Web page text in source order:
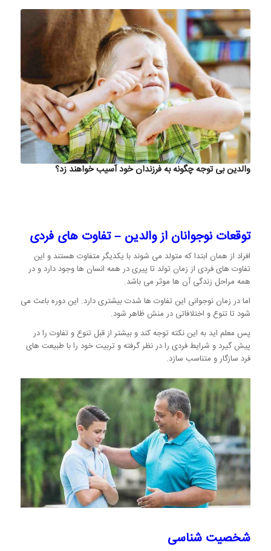
والدین بی توجه چگونه به فرزندان خود آسیب خواهند زد؟
توقعات نوجوانان از والدین – تفاوت های فردی
افراد از همان ابتدا که متولد می شوند با یکدیگر متفاوت هستند و این
تفاوت های فردی از زمان تولد تا پیری در همه انسان ها وجود دارد و در
همه مراحل زندگی آن ها موثر می باشد.
اما در زمان نوجوانی این تفاوت ها شدت بیشتری دارد. این دوره باعث می
شود تا تنوع و اختلافاتی در منش ظاهر شود.
پس معلم اید به این نکته توجه کند و بیشتر از قبل تنوع و تفاوت را در
پیش گیرد و شرایط فردی را در نظر گرفته و تربیت خود را با طبیعت های
فرد سازگار و متناسب سازد.
شخصیت شناسی